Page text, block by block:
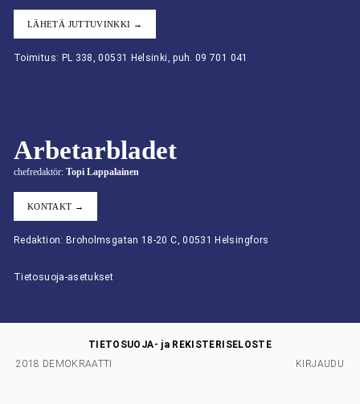
LÄHETÄ JUTTUVINKKI →
Toimitus: PL 338, 00531 Helsinki, puh. 09 701 041
Arbetarbladet
chefredaktör: Topi Lappalainen
KONTAKT →
Redaktion: Broholmsgatan 18-20 C, 00531 Helsingfors
Tietosuoja-asetukset
2018 DEMOKRAATTI
TIETOSUOJA- ja REKISTERISELOSTE
KIRJAUDU